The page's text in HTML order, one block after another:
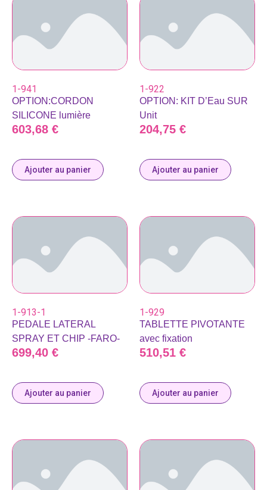
1-941
OPTION:CORDON
SILICONE lumière
603,68 €
Ajouter au panier
1-922
OPTION: KIT D’Eau SUR
Unit
204,75 €
Ajouter au panier
1-913-1
PEDALE LATERAL
SPRAY ET CHIP -FARO-
699,40 €
Ajouter au panier
1-929
TABLETTE PIVOTANTE
avec fixation
510,51 €
Ajouter au panier